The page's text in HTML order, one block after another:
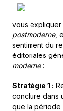
vous
postmoderne,
sentiment du
éditoriales
moderne:
Stratégie 1 :
conclure dans
que la période